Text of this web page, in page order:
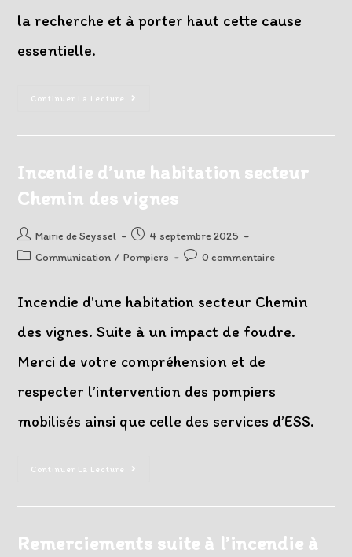
la recherche et à porter haut cette cause
essentielle.
Continuer La Lecture
Septembre
Merci
!
Incendie d’une habitation secteur
Chemin des vignes
Auteur/autrice
de
Mairie de Seyssel
Post
published:
4 septembre 2025
PostCommunication / Pompiers
Post0 commentaire
Incendie d'une habitation secteur Chemin
des vignes. Suite à un impact de foudre.
Merci de votre compréhension et de
respecter l’intervention des pompiers
mobilisés ainsi que celle des services d’ESS.
Continuer La Lecture
Incendie
Vignes
Remerciements suite à l’incendie à